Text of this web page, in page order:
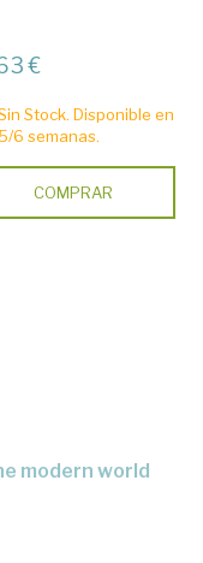
€
Stock. Disponible en
5/6 semanas.
COMPRAR
modern world